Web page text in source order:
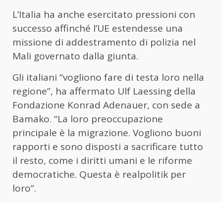
L’Italia ha anche esercitato pressioni con
successo affinché l’UE estendesse una
missione di addestramento di polizia nel
Mali governato dalla giunta.
Gli italiani “vogliono fare di testa loro nella
regione”, ha affermato Ulf Laessing della
Fondazione Konrad Adenauer, con sede a
Bamako. “La loro preoccupazione
principale è la migrazione. Vogliono buoni
rapporti e sono disposti a sacrificare tutto
il resto, come i diritti umani e le riforme
democratiche. Questa è realpolitik per
loro”.